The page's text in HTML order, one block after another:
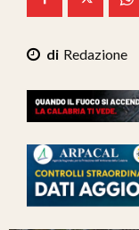
We Calabria
Mix Zone
Redazione